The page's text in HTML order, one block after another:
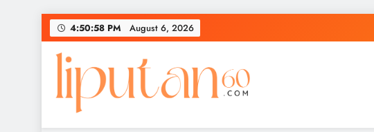
Skip
to
content
4:50:59 PM August 6, 2026